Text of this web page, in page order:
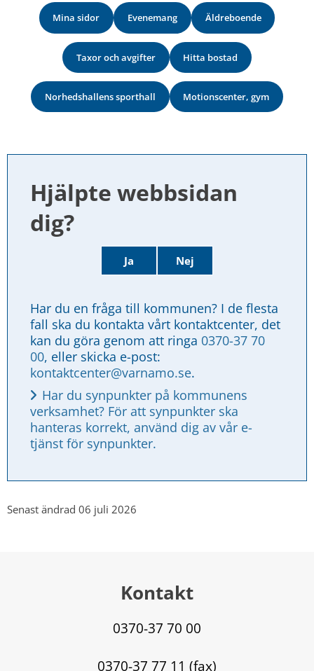
Mina sidor Evenemang Äldreboende
Taxor och avgifter Hitta bostad
Norhedshallens sporthall Motionscenter, gym
Hjälpte webbsidan
dig?
Ja Nej
Har du en fråga till kommunen? I de flesta
fall ska du kontakta vårt kontaktcenter, det
kan du göra genom att ringa 0370-37 70
00
kontaktcenter@varnamo.se.
Har du synpunkter på kommunens
verksamhet? För att synpunkter ska
hanteras korrekt, använd dig av vår e-
tjänst för synpunkter.
Senast ändrad 06 juli 2026
Kontakt
0370-37 70 00
0370-37 77 11 (fax)